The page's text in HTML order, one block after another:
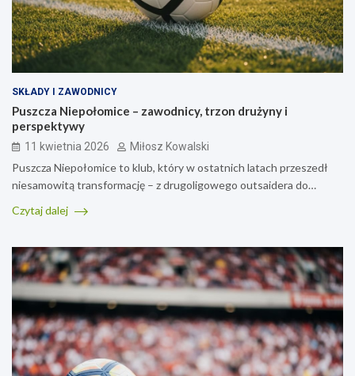
SKŁADY I ZAWODNICY
Puszcza Niepołomice – zawodnicy, trzon drużyny i
perspektywy
11 kwietnia 2026 Miłosz Kowalski
Puszcza Niepołomice to klub, który w ostatnich latach przeszedł
niesamowitą transformację – z drugoligowego outsaidera do…
Czytaj dalej